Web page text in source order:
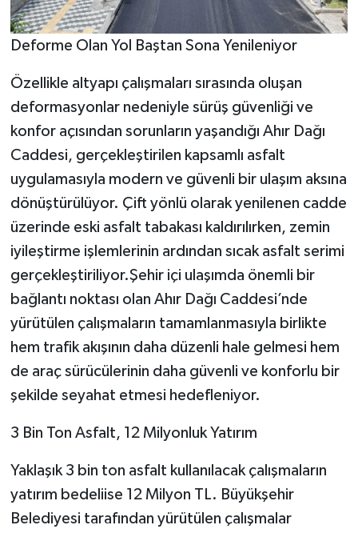
Deforme Olan Yol Baştan Sona Yenileniyor
Özellikle altyapı çalışmaları sırasında oluşan
deformasyonlar nedeniyle sürüş güvenliği ve
konfor açısından sorunların yaşandığı Ahır Dağı
Caddesi, gerçekleştirilen kapsamlı asfalt
uygulamasıyla modern ve güvenli bir ulaşım aksına
dönüştürülüyor. Çift yönlü olarak yenilenen cadde
üzerinde eski asfalt tabakası kaldırılırken, zemin
iyileştirme işlemlerinin ardından sıcak asfalt serimi
gerçekleştiriliyor.Şehir içi ulaşımda önemli bir
bağlantı noktası olan Ahır Dağı Caddesi’nde
yürütülen çalışmaların tamamlanmasıyla birlikte
hem trafik akışının daha düzenli hale gelmesi hem
de araç sürücülerinin daha güvenli ve konforlu bir
şekilde seyahat etmesi hedefleniyor.
3 Bin Ton Asfalt, 12 Milyonluk Yatırım
Yaklaşık 3 bin ton asfalt kullanılacak çalışmaların
yatırım bedeliise 12 Milyon TL. Büyükşehir
Belediyesi tarafından yürütülen çalışmalar